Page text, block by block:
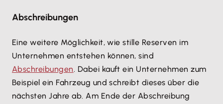
Abschreibungen
Eine weitere Möglichkeit, wie stille Reserven im
Unternehmen entstehen können, sind
Abschreibungen. Dabei kauft ein Unternehmen zum
Beispiel ein Fahrzeug und schreibt dieses über die
nächsten Jahre ab. Am Ende der Abschreibung